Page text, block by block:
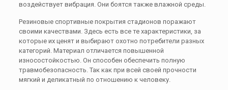
воздействует вибрация. Они боятся также влажной среды.
Резиновые спортивные покрытия стадионов поражают
своими качествами. Здесь есть все те характеристики, за
которые их ценят и выбирают охотно потребители разных
категорий. Материал отличается повышенной
износостойкостью. Он способен обеспечить полную
травмобезопасность. Так как при всей своей прочности
мягкий и деликатный по отношению к человеку.